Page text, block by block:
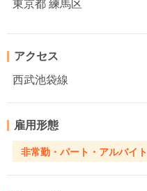
東京都 練馬区
アクセス
西武池袋線
雇用形態
非常勤・パート・アルバイト